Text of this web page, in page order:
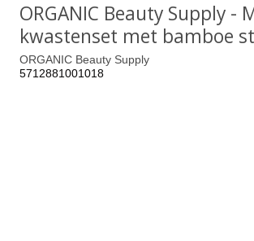
ORGANIC Beauty Supply -
kwastenset met bamboe
ORGANIC Beauty Supply
5712881001018